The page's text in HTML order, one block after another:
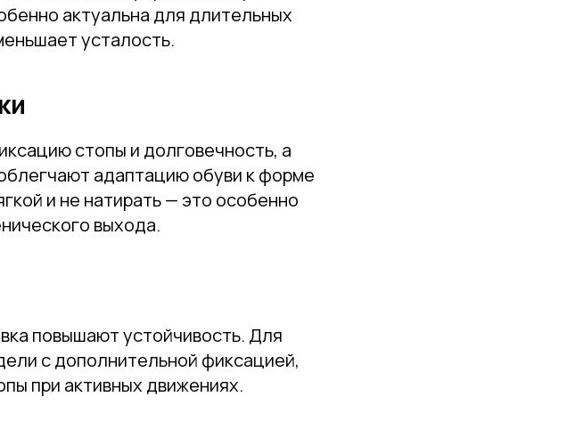
на обработку своих
152-ФЗ.
актуальна для длительных
усталость.
стопы и долговечность, а
адаптацию обуви к форме
и не натирать — это особенно
выхода.
повышают устойчивость. Для
с дополнительной фиксацией,
при активных движениях.